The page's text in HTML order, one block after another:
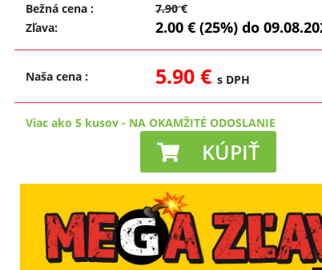
Bežná cena:
7.90 €
Zľava: 2.00 € (25%) do
Naša cena: 5.90 €s DPH
Viac ako 5 kusov - NA OKAMŽITÉ ODOSLANIE
KÚPIŤ